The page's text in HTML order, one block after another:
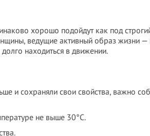
хорошо подойдут как под
ведущие активный образ жизни —
находиться в движении.
и сохраняли свои свойства, важно
не выше 30°C.